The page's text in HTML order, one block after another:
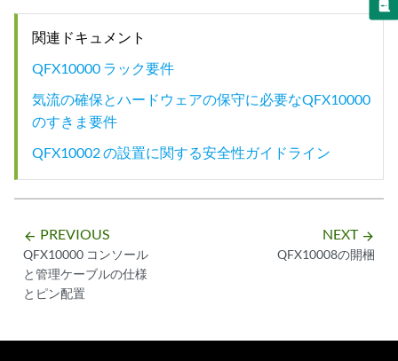
関連ドキュメント
QFX10000 ラック要件
気流の確保とハードウェアの保守に必要なQFX10000
のすきま要件
QFX10002 の設置に関する安全性ガイドライン
arrow_backward PREVIOUS
QFX10000 コンソール
と管理ケーブルの仕様
とピン配置
NEXT arrow_forward
QFX10008の開梱